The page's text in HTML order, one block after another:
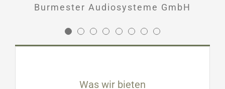
Burmester Audiosysteme GmbH
neuem Elan zuversichtlich in die
Zukunft zu starten!
Jendrzejewski, Stefan Panzer
Was wir bieten